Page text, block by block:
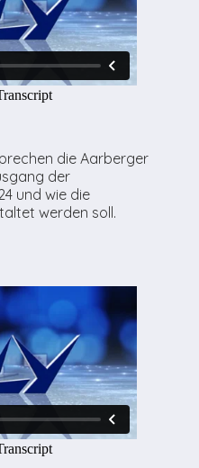
die Aarberger
der
und wie die
werden soll.